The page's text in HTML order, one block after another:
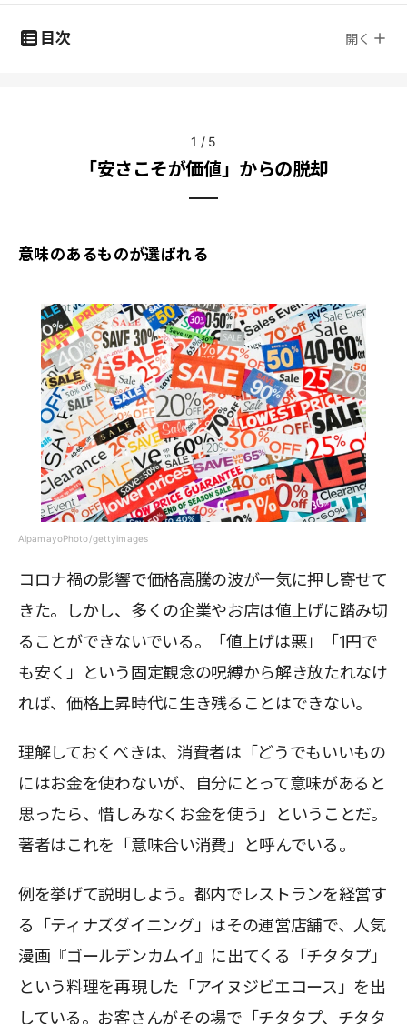
目次 開く
1 / 5
「安さこそが価値」からの脱却
意味のあるものが選ばれる
AlpamayoPhoto/gettyimages
コロナ禍の影響で価格高騰の波が一気に押し寄せて
きた。しかし、多くの企業やお店は値上げに踏み切
ることができないでいる。「値上げは悪」「1円で
も安く」という固定観念の呪縛から解き放たれなけ
れば、価格上昇時代に生き残ることはできない。
理解しておくべきは、消費者は「どうでもいいもの
にはお金を使わないが、自分にとって意味があると
思ったら、惜しみなくお金を使う」ということだ。
著者はこれを「意味合い消費」と呼んでいる。
例を挙げて説明しよう。都内でレストランを経営す
る「ティナズダイニング」はその運営店舗で、人気
漫画『ゴールデンカムイ』に出てくる「チタタプ」
という料理を再現した「アイヌジビエコース」を出
している。お客さんがその場で「チタタプ、チタタ